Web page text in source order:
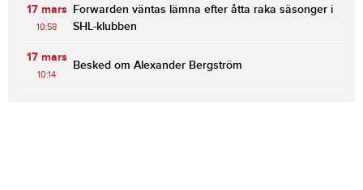
17 mars
10:58
Forwarden väntas lämna efter åtta raka säsonger i
SHL-klubben
17 mars
10:14
Besked om Alexander Bergström